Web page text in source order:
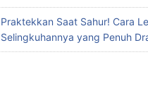
Praktekkan Saat Sahur! Cara
Selingkuhannya yang Penuh